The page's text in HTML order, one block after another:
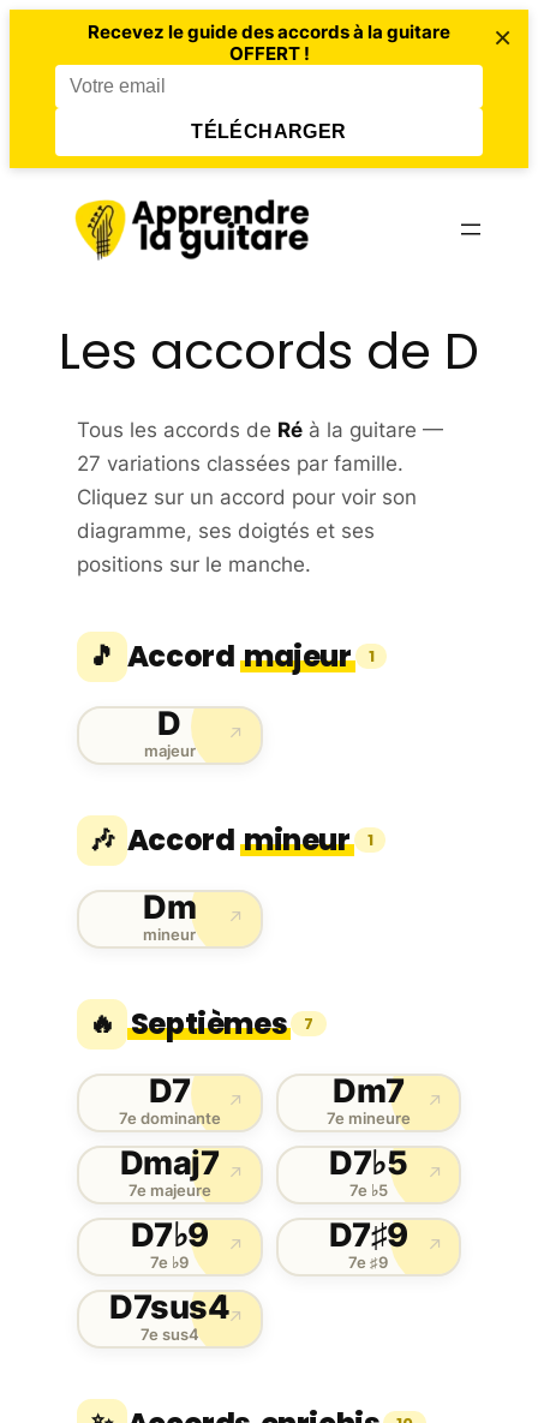
Recevez le guide des accords à la guitare
OFFERT !
TÉLÉCHARGER
×
contenu
Les accords de D
Tous les accords de Réà la guitare —
27 variations classées par famille.
Cliquez sur un accord pour voir son
diagramme, ses doigtés et ses
positions sur le manche.
🎵 Accordmajeur 1
D
majeur
↗
🎶 Accordmineur 1
Dm
mineur
↗
🔥 Septièmes 7
D7
7e dominante
↗ Dm7
7e mineure
↗
Dmaj7
7e majeure
↗ D7♭5
7e ♭5
↗
D7♭9
7e ♭9
↗ D7♯9
7e ♯9
↗
D7sus4
7e sus4
↗